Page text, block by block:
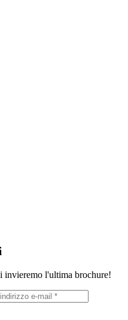
invieremo l'ultima brochure!